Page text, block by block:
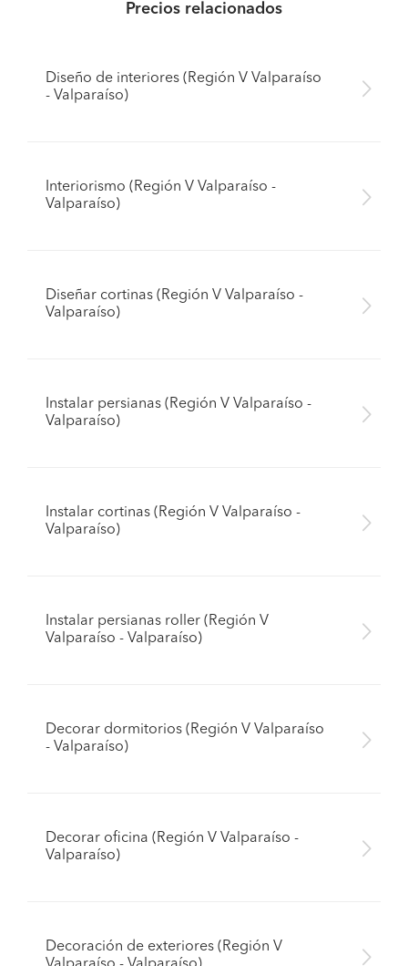
Precios relacionados
Diseño de interiores (Región V Valparaíso
- Valparaíso)
Interiorismo (Región V Valparaíso -
Valparaíso)
Diseñar cortinas (Región V Valparaíso -
Valparaíso)
Instalar persianas (Región V Valparaíso -
Valparaíso)
Instalar cortinas (Región V Valparaíso -
Valparaíso)
Instalar persianas roller (Región V
Valparaíso - Valparaíso)
Decorar dormitorios (Región V Valparaíso
- Valparaíso)
Decorar oficina (Región V Valparaíso -
Valparaíso)
Decoración de exteriores (Región V